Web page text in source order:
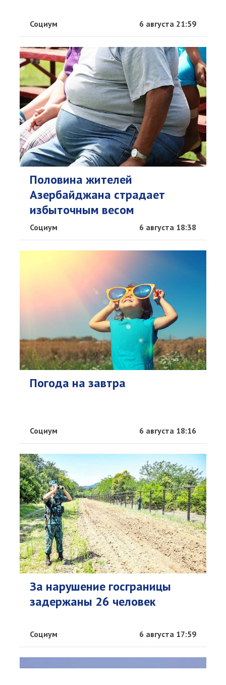
Социум 6 августа 21:59
Половина жителей
Азербайджана страдает
избыточным весом
Социум 6 августа 18:38
Погода на завтра
Социум 6 августа 18:16
За нарушение госграницы
задержаны 26 человек
Социум 6 августа 17:59